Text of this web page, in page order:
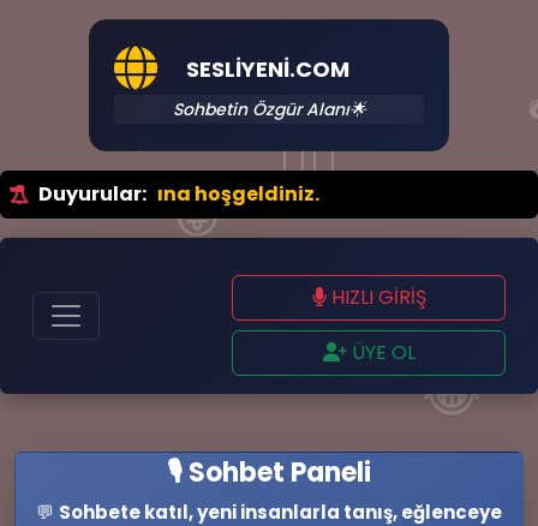
💚
🤷‍♂️
😜
😂
SESLIYENI.COM
Sohbetin Özgür Alanı🌟
Duyurular:
Portalına hoşgeldiniz.
HIZLI GİRİŞ
ÜYE OL
🎙️ Sohbet Paneli
💬 Sohbete katıl, yeni insanlarla tanış, eğlenceye